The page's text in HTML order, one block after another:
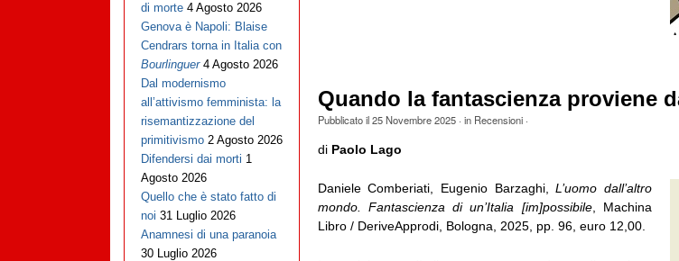
Quando la fantascienza proviene
Pubblicato il25 Novembre 2025· in Recensioni·
di Paolo Lago
Daniele Comberiati, Eugenio Barzaghi, L’uomo dall’altro
mondo. Fantascienza di un’Italia [im]possibile, Machina
Libro / DeriveApprodi, Bologna, 2025, pp. 96, euro 12,00.
di morte 4 Agosto 2026
Genova è Napoli: Blaise
Cendrars torna in Italia con
Bourlinguer 4 Agosto 2026
Dal modernismo
all’attivismo femminista: la
risemantizzazione del
primitivismo 2 Agosto 2026
Difendersi dai morti 1
Agosto 2026
Quello che è stato fatto di
noi 31 Luglio 2026
Anamnesi di una paranoia
30 Luglio 2026